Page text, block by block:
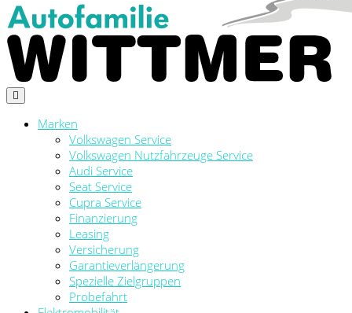
Marken
Volkswagen Service
Volkswagen Nutzfahrzeuge Service
Audi Service
Seat Service
Cupra Service
Finanzierung
Leasing
Versicherung
Garantieverlängerung
Spezielle Zielgruppen
Probefahrt